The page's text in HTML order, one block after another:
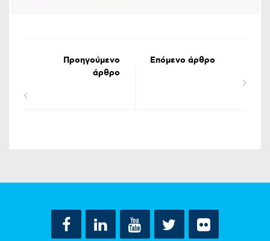
Προηγούμενο
άρθρο
Επόμενο άρθρο